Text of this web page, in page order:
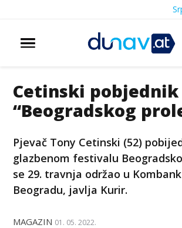
Cetinski pobjednik
“Beogradskog
Pjevač Tony Cetinski (52)
glazbenom festivalu
se 29. travnja održao u
Beogradu, javlja Kurir.
MAGAZIN 01. 05. 2022.